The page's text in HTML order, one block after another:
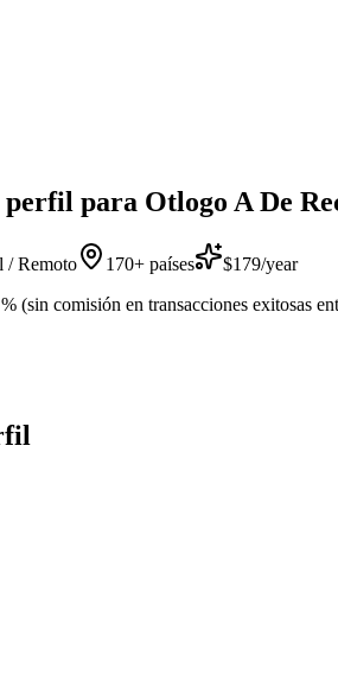
perfil para Otlogo A De
/ Remoto 170+ países
$179/year
(sin comisión en transacciones exitosas